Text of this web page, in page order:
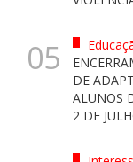
05
DE
ALUNOS
2 DE